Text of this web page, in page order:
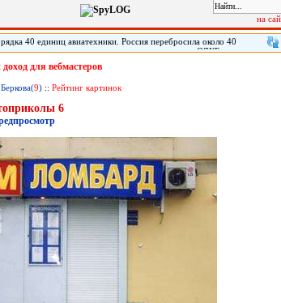
на
40 единиц авиатехники. Россия перебросила около 40
коллективных сил оперативного реагирования ОДКБ в
полковник Ярослав Рощупкин. «Около 40 самолетов и
на три оперативных аэродрома Таджикистана для участия
для вебмастеров
9) :: Рейтинг картинок
6